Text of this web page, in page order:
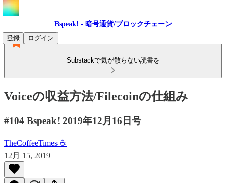
Bspeak! - 暗号通貨/ブロックチェーン
登録
ログイン
Substackで気が散らない読書を
Voiceの収益方法/Filecoinの仕組み
#104 Bspeak! 2019年12月16日号
TheCoffeeTimes ☕
12月 15, 2019